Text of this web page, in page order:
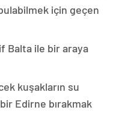
için geçen
Balta ile bir araya
kuşakların su
Edirne bırakmak